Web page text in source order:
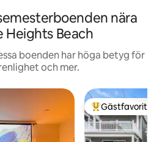
nära
Heights Beach
boenden har höga betyg för
och mer.
Populär
Gästfavorit